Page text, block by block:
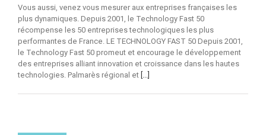
Vous aussi, venez vous mesurer aux entreprises françaises les
plus dynamiques. Depuis 2001, le Technology Fast 50
récompense les 50 entreprises technologiques les plus
performantes de France. LE TECHNOLOGY FAST 50 Depuis 2001,
le Technology Fast 50 promeut et encourage le développement
des entreprises alliant innovation et croissance dans les hautes
technologies. Palmarès régional et [...]